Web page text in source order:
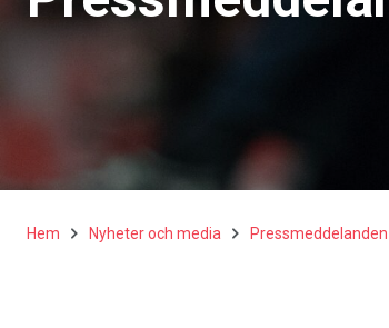
Hem Nyheter och media Pressmeddelanden